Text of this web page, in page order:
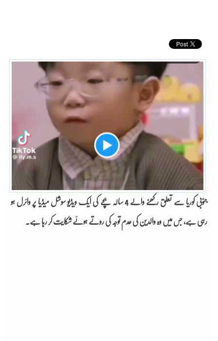
جنوبی کوریا سے تعلق رکھنے والے 4 سالہ بچے کی ایک ویڈیو سوشل میڈیا پر وائرل ہو
رہی ہے، جس میں وہ والدین کی عدم توجہ کی روتے ہوئے شکایت کر رہا ہے۔